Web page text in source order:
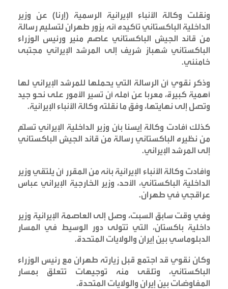
ونقلت وكالة الأنباء الإيرانية الرسمية (إرنا) عن وزير
الداخلية الباكستاني تأكيده أنه يزور طهران لتسليم رسالة
من قائد الجيش الباكستاني عاصم منير ورئيس الوزراء
الباكستاني شهباز شريف إلى المرشد الإيراني مجتبى
خامنئي.
وذكر نقوي أن الرسالة التي يحملها للمرشد الإيراني لها
أهمية كبيرة، معربا عن أمله أن تسير الأمور على نحو جيد
وتصل إلى نهايتها، وفق ما نقلته وكالة الأنباء الإيرانية.
كذلك أفادت وكالة إيسنا بأن وزير الداخلية الإيراني تسلّم
من نظيره الباكستاني رسالة من قائد الجيش الباكستاني
إلى المرشد الإيراني.
وأفادت وكالة الأنباء الإيرانية بأنه من المقرر أن يلتقي وزير
الداخلية الباكستاني، الأحد، وزير الخارجية الإيراني عباس
عراقجي في طهران.
وفي وقت سابق السبت، وصل إلى العاصمة الإيرانية وزير
داخلية باكستان، التي تتولى دور الوسيط في المسار
الدبلوماسي بين إيران والولايات المتحدة.
وكان نقوي قد اجتمع قبل زيارته طهران مع رئيس الوزراء
الباكستاني، وتلقى منه توجيهات تتعلق بمسار
المفاوضات بين إيران والولايات المتحدة.